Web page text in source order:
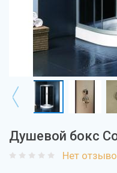
Душевой бокс
Нет